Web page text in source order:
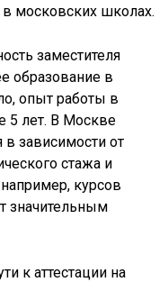
в московских школах.
заместителя
образование в
опыт работы в
5 лет. В Москве
в зависимости от
стажа и
курсов
значительным
к аттестации на